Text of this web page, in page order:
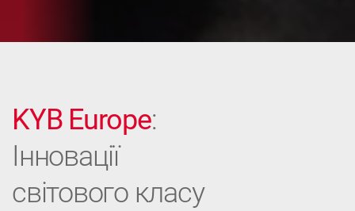
KYB Europe:
Інновації
світового класу